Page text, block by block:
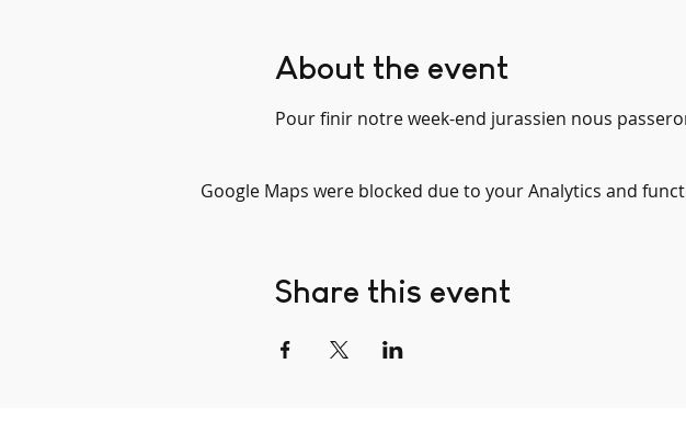
About the event
Pour finir notre week-end jurassien nous
Google Maps were blocked due to your Analytics and
Share this event